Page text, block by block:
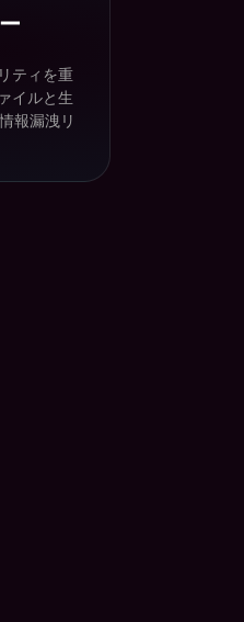
ティを重
イルと生
報漏洩リ